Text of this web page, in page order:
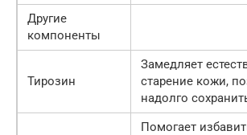
Другие
компоненты
Тирозин
Замедляет
старение кожи,
надолго
Помогает